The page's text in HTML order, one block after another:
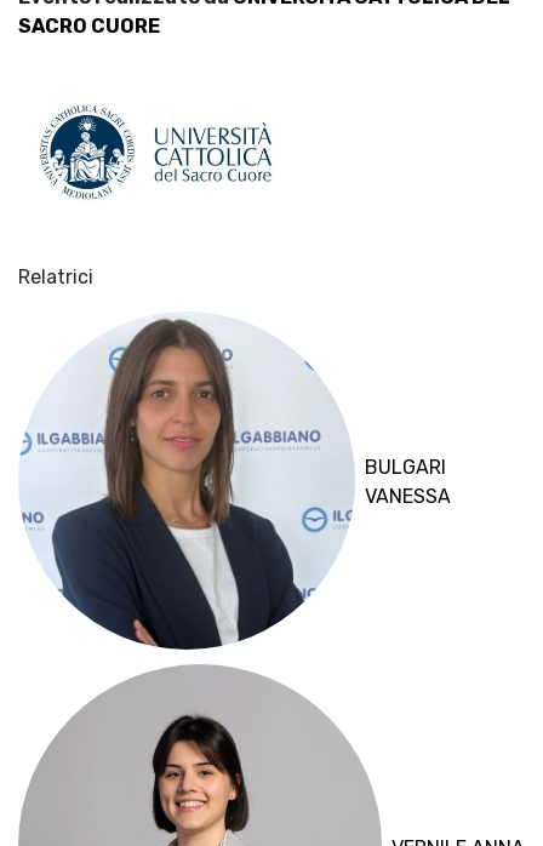
SACRO CUORE
Relatrici
BULGARI
VANESSA